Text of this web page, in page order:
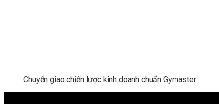
Chuyển giao chiến lược kinh doanh chuẩn Gymaster